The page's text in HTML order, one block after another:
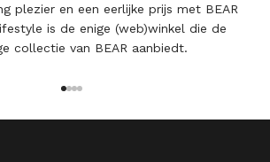
plezier en een eerlijke prijs met BEAR
is de enige (web)winkel die de
collectie van BEAR aanbiedt.